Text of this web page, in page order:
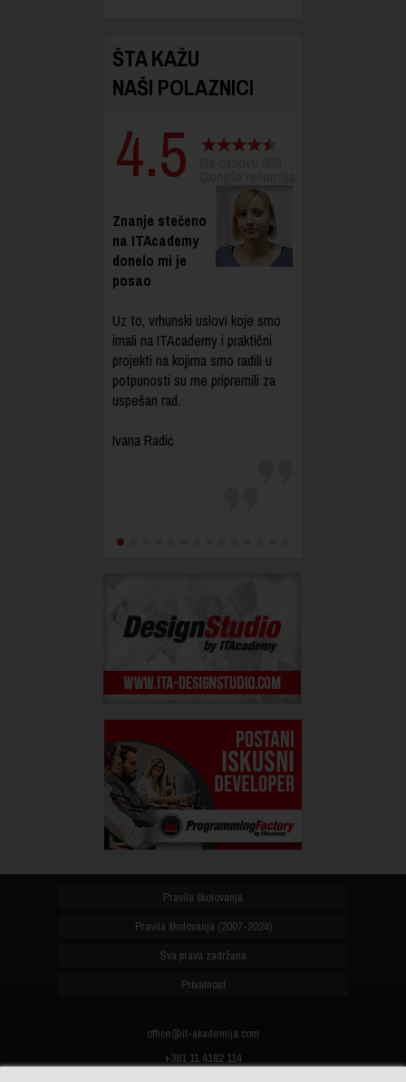
ŠTA KAŽU
NAŠI POLAZNICI
4.5
Znanje stečeno
na ITAcademy
donelo mi je
posao
Uz to, vrhunski uslovi koje smo
imali na ITAcademy i praktični
projekti na kojima smo radili u
potpunosti su me pripremili za
uspešan rad.
Ivana Radić
Učenje na
daljinu je
odličan vid
učenja i usavršavanja za
ITAcademy pruža savremeno
obrazovanje, koje se kao infuzija
uliva u čoveka i tera ga da ide
dalje i traži više.
Milan Momčilović
Pravila školovanja
Pravila školovanja (2007-2024)
Sva prava zadržana
Privatnost
office@it-akademija.com
+381 11 4182 114